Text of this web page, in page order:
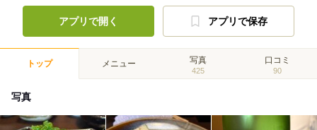
アプリで開く アプリで保存
トップ メニュー 写真
425
口コミ
90
写真